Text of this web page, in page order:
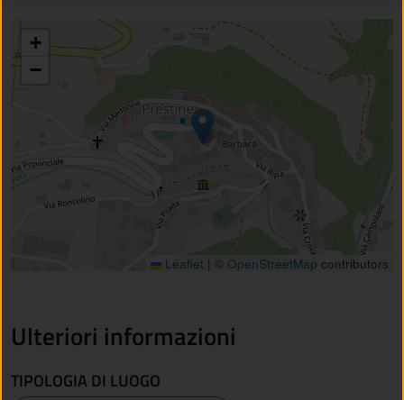
+
−
Leaflet | © OpenStreetMap contributors
Ulteriori informazioni
TIPOLOGIA DI LUOGO